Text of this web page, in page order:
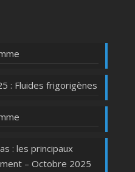
: Fluides frigorigènes
: les principaux
– Octobre 2025